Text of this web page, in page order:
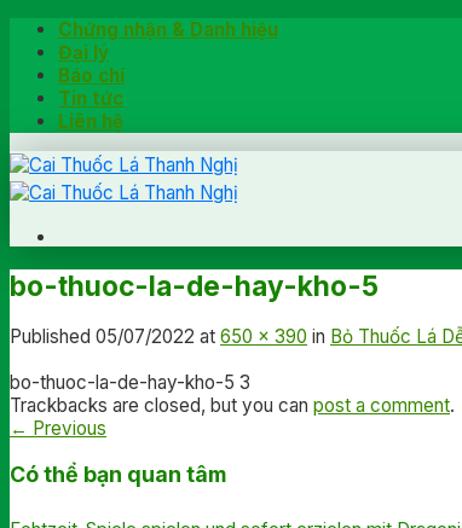
Skip
content
Chứng nhận & Danh hiệu
Đại lý
Báo chí
Tin tức
Liên hệ
Trang chủ
Hướng dẫn
Khách hàng chia sẻ
Kiểm tra chính hãng
Đặt hàng
Hotline: 0902791922
bo-thuoc-la-de-hay-kho-5
Published 05/07/2022 at 650 × 390 in Bỏ Thuốc Lá
bo-thuoc-la-de-hay-kho-5 3
Trackbacks are closed, but you can post a comment.
← Previous
Có thể bạn quan tâm